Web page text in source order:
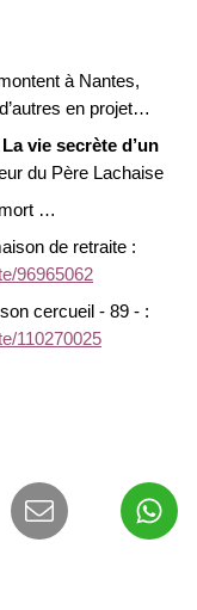
à Nantes,
en projet…
vie secrète d’un
du Père Lachaise
…
de retraite :
96965062
cercueil - 89 - :
110270025